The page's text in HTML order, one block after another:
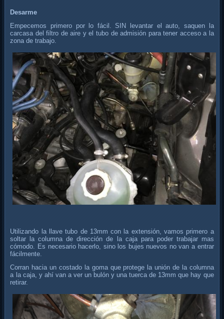
Desarme
Empecemos primero por lo fácil. SIN levantar el auto, saquen la
carcasa del filtro de aire y el tubo de admisión para tener acceso a la
zona de trabajo.
Utilizando la llave tubo de 13mm con la extensión, vamos primero a
soltar la columna de dirección de la caja para poder trabajar mas
cómodo. Es necesario hacerlo, sino los bujes nuevos no van a entrar
fácilmente.
Corran hacia un costado la goma que protege la unión de la columna
a la caja, y ahí van a ver un bulón y una tuerca de 13mm que hay que
retirar.